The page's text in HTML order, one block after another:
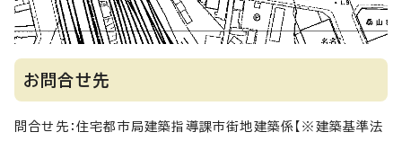
お問合せ先
問合せ先：住宅都市局建築指導課市街地建築係【※建築基準法